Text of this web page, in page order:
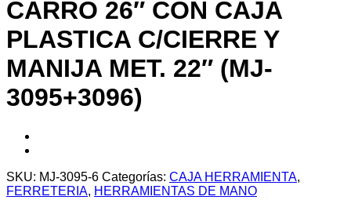
CARRO 26″ CON CAJA
PLASTICA C/CIERRE Y
MANIJA MET. 22″ (MJ-
3095+3096)
SKU: MJ-3095-6 Categorías: CAJA HERRAMIENTA,
FERRETERIA, HERRAMIENTAS DE MANO